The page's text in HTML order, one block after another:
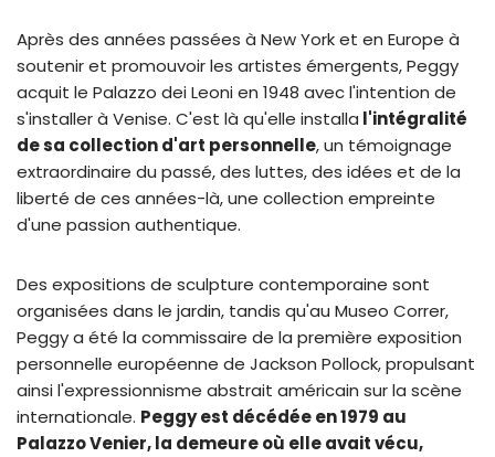
Après des années passées à New York et en Europe à
soutenir et promouvoir les artistes émergents, Peggy
acquit le Palazzo dei Leoni en 1948 avec l'intention de
s'installer à Venise. C'est là qu'elle installa l'intégralité
de sa collection d'art personnelle, un témoignage
extraordinaire du passé, des luttes, des idées et de la
liberté de ces années-là, une collection empreinte
d'une passion authentique.
Des expositions de sculpture contemporaine sont
organisées dans le jardin, tandis qu'au Museo Correr,
Peggy a été la commissaire de la première exposition
personnelle européenne de Jackson Pollock, propulsant
ainsi l'expressionnisme abstrait américain sur la scène
internationale. Peggy est décédée en 1979 au
Palazzo Venier, la demeure où elle avait vécu,